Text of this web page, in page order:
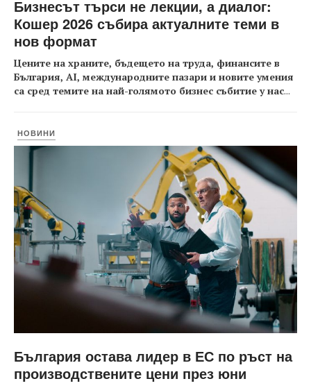
Бизнесът търси не лекции, а диалог:
Кошер 2026 събира актуалните теми в
нов формат
Цените на храните, бъдещето на труда, финансите в
България, AI, международните пазари и новите умения
са сред темите на най-голямото бизнес събитие у нас...
НОВИНИ
България остава лидер в ЕС по ръст на
производствените цени през юни